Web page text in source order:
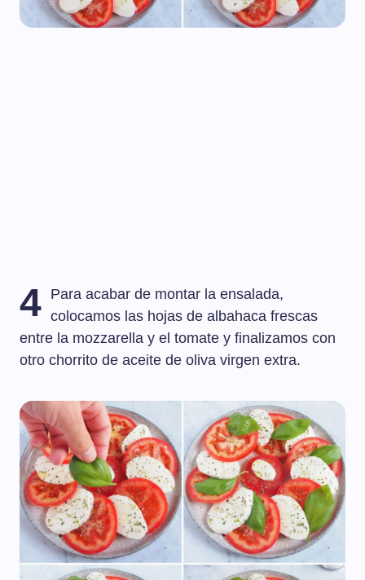
4 Para acabar de montar la ensalada,
colocamos las hojas de albahaca frescas
entre la mozzarella y el tomate y finalizamos con
otro chorrito de aceite de oliva virgen extra.